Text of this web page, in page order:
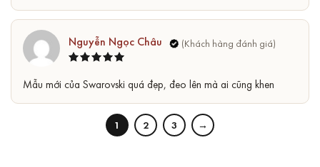
hạng55
Nguyễn Ngọc Châu
Mẫu mới của Swarovski quá đẹp, đeo lên mà ai cũng khen
1 2 3 →